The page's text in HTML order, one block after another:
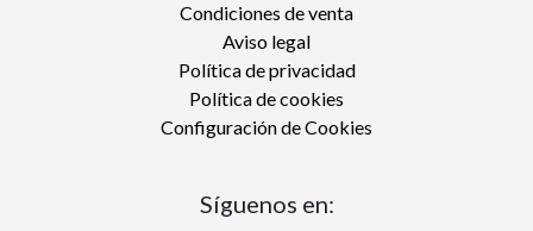
Condiciones de venta
Aviso legal
Política de privacidad
Política de cookies
Configuración de Cookies
Síguenos en: